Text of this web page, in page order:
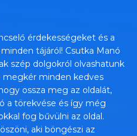
érdekességeket és a
tájáról! Csutka Manó
szép dolgokról olvashatunk
megkér minden kedves
ossza meg az oldalát,
a törekvése és így még
fog bűvülni az oldal.
aki böngészi az